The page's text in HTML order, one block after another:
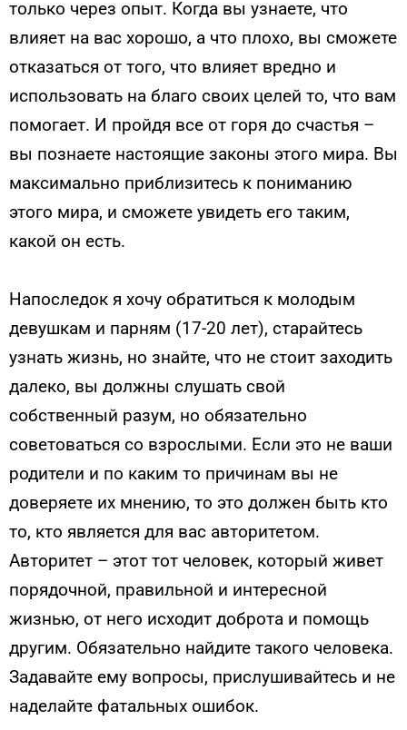
только через опыт. Когда вы узнаете, что
влияет на вас хорошо, а что плохо, вы сможете
отказаться от того, что влияет вредно и
использовать на благо своих целей то, что вам
помогает. И пройдя все от горя до счастья –
вы познаете настоящие законы этого мира. Вы
максимально приблизитесь к пониманию
этого мира, и сможете увидеть его таким,
какой он есть.
Напоследок я хочу обратиться к молодым
девушкам и парням (17-20 лет), старайтесь
узнать жизнь, но знайте, что не стоит заходить
далеко, вы должны слушать свой
собственный разум, но обязательно
советоваться со взрослыми. Если это не ваши
родители и по каким то причинам вы не
доверяете их мнению, то это должен быть кто
то, кто является для вас авторитетом.
Авторитет – этот тот человек, который живет
порядочной, правильной и интересной
жизнью, от него исходит доброта и помощь
другим. Обязательно найдите такого человека.
Задавайте ему вопросы, прислушивайтесь и не
наделайте фатальных ошибок.